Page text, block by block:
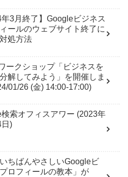
年3月終了】Googleビジネス
ールのウェブサイト終了に
処方法
ークショップ「ビジネスを
解してみよう」を開催しま
01/26 (金) 14:00-17:00)
索オフィスアワー (2023年
日)
ちばんやさしいGoogleビ
ロフィールの教本」が